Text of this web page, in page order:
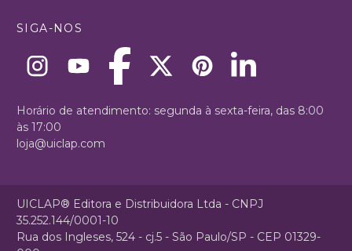
SIGA-NOS
Horário de atendimento: segunda à sexta-feira, das 8:00
às 17:00
loja@uiclap.com
UICLAP® Editora e Distribuidora Ltda - CNPJ
35.252.144/0001-10
Rua dos Ingleses, 524 - cj.5 - São Paulo/SP - CEP 01329-